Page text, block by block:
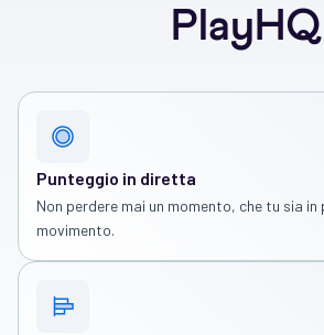
PlayHQ
Punteggio in diretta
Non perdere mai un momento, che tu sia
movimento.